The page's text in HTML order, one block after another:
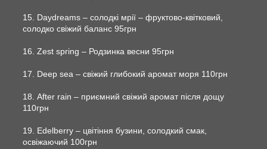
15. Daydreams – солодкі мрії – фруктово-квітковий,
солодко свіжий баланс 95грн
16. Zest spring – Родзинка весни 95грн
17. Deep sea – свіжий глибокий аромат моря 110грн
18. After rain – приємний свіжий аромат після дощу
110грн
19. Edelberry – цвітіння бузини, солодкий смак,
освіжаючий 100грн